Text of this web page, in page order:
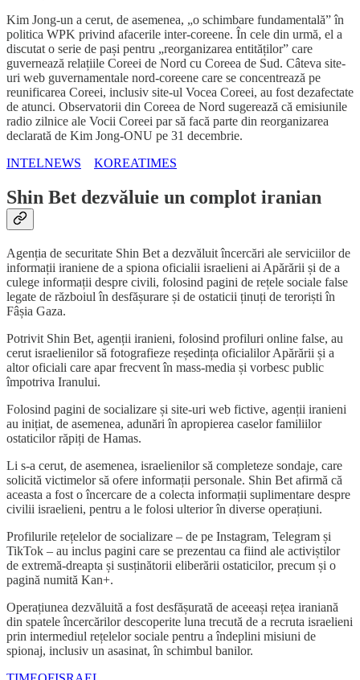
Kim Jong-un a cerut, de asemenea, „o schimbare fundamentală” în
politica WPK privind afacerile inter-coreene. În cele din urmă, el a
discutat o serie de pași pentru „reorganizarea entităților” care
guvernează relațiile Coreei de Nord cu Coreea de Sud. Câteva site-
uri web guvernamentale nord-coreene care se concentrează pe
reunificarea Coreei, inclusiv site-ul Vocea Coreei, au fost dezafectate
de atunci. Observatorii din Coreea de Nord sugerează că emisiunile
radio zilnice ale Vocii Coreei par să facă parte din reorganizarea
declarată de Kim Jong-ONU pe 31 decembrie.
INTELNEWS
KOREATIMES
Shin Bet dezvăluie un complot iranian
Agenția de securitate Shin Bet a dezvăluit încercări ale serviciilor de
informații iraniene de a spiona oficialii israelieni ai Apărării și de a
culege informații despre civili, folosind pagini de rețele sociale false
legate de războiul în desfășurare și de ostaticii ținuți de teroriști în
Fâșia Gaza.
Potrivit Shin Bet, agenții iranieni, folosind profiluri online false, au
cerut israelienilor să fotografieze reședința oficialilor Apărării și a
altor oficiali care apar frecvent în mass-media și vorbesc public
împotriva Iranului.
Folosind pagini de socializare și site-uri web fictive, agenții iranieni
au inițiat, de asemenea, adunări în apropierea caselor familiilor
ostaticilor răpiți de Hamas.
Li s-a cerut, de asemenea, israelienilor să completeze sondaje, care
solicită victimelor să ofere informații personale. Shin Bet afirmă că
aceasta a fost o încercare de a colecta informații suplimentare despre
civilii israelieni, pentru a le folosi ulterior în diverse operațiuni.
Profilurile rețelelor de socializare – de pe Instagram, Telegram și
TikTok – au inclus pagini care se prezentau ca fiind ale activiștilor
de extremă-dreapta și susținătorii eliberării ostaticilor, precum și o
pagină numită Kan+.
Operațiunea dezvăluită a fost desfășurată de aceeași rețea iraniană
din spatele încercărilor descoperite luna trecută de a recruta israelieni
prin intermediul rețelelor sociale pentru a îndeplini misiuni de
spionaj, inclusiv un asasinat, în schimbul banilor.